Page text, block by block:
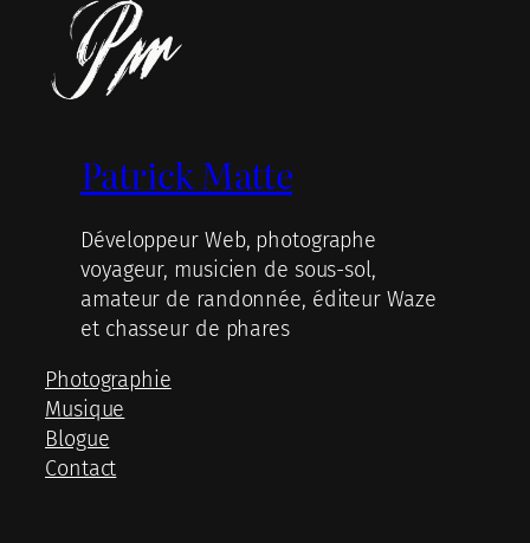
Patrick Matte
Développeur Web, photographe
voyageur, musicien de sous-sol,
amateur de randonnée, éditeur Waze
et chasseur de phares
Photographie
Musique
Blogue
Contact